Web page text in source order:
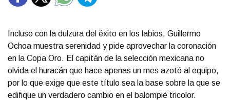
Incluso con la dulzura del éxito en los labios, Guillermo
Ochoa muestra serenidad y pide aprovechar la coronación
en la Copa Oro. El capitán de la selección mexicana no
olvida el huracán que hace apenas un mes azotó al equipo,
por lo que exige que este título sea la base sobre la que se
edifique un verdadero cambio en el balompié tricolor.